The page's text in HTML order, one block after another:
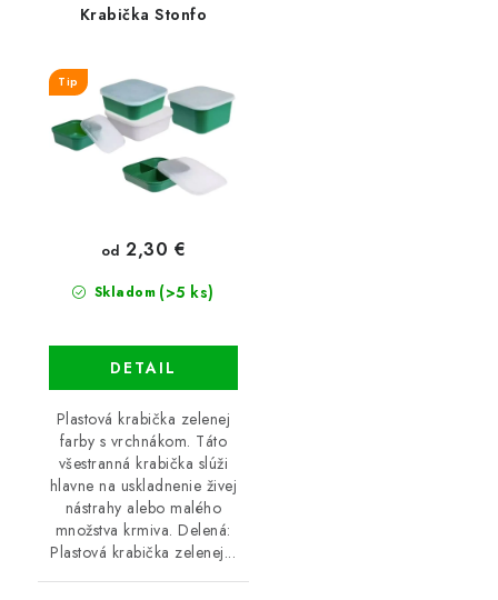
Krabička Stonfo
Tip
Skladom (>5 ks)
od 2,30 €
DETAIL
Plastová krabička zelenej
farby s vrchnákom. Táto
všestranná krabička slúži
hlavne na uskladnenie živej
nástrahy alebo malého
množstva krmiva. Delená:
Plastová krabička zelenej...